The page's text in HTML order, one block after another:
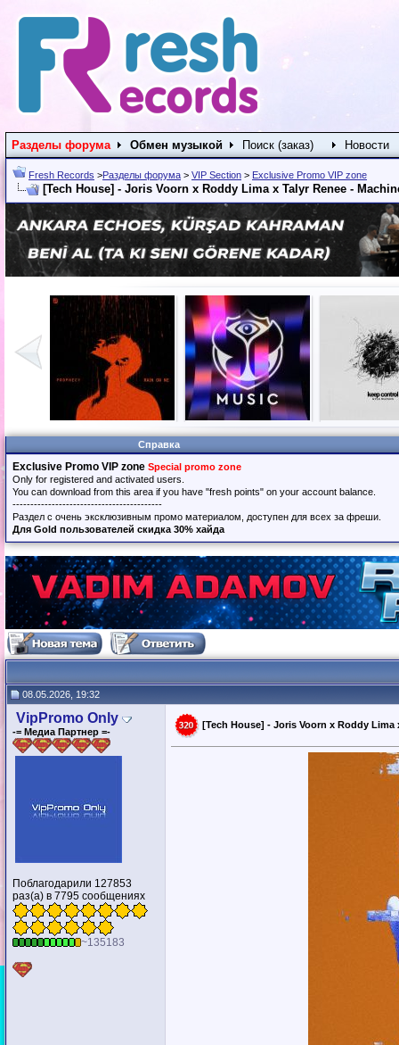
Разделы форума Обмен музыкой Поиск (заказ) Новости
Fresh Records >Разделы форума > VIP Section > Exclusive Promo VIP zone
[Tech House] - Joris Voorn x Roddy Lima x Talyr Renee -
Справка
Exclusive Promo VIP zone Special promo zone
Only for registered and activated users.
You can download from this area if you have "fresh points" on your account balance.
------------------------------------------
Раздел с очень эксклюзивным промо материалом, доступен для всех за фреши.
Для Gold пользователей скидка 30% хайда
08.05.2026, 19:32
VipPromo Only
-= Медиа Партнер =-
Поблагодарили 127853
раз(а) в 7795 сообщениях
~135183
[Tech House] - Joris Voorn x Roddy Lima